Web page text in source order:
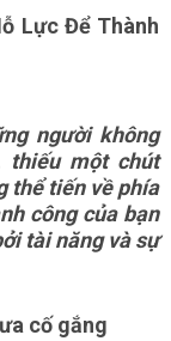
Lực Để Thành
người không
thiếu một chút
thể tiến về phía
công của bạn
tài năng và sự
cố gắng